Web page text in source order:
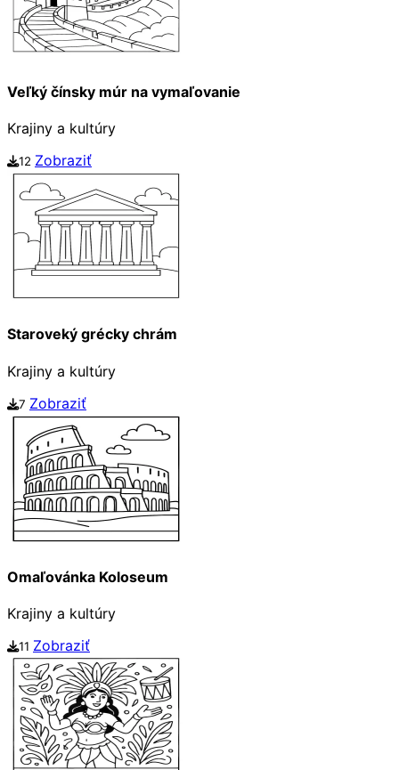
Veľký čínsky múr na vymaľovanie
Krajiny a kultúry
12 Zobraziť
Staroveký grécky chrám
Krajiny a kultúry
7 Zobraziť
Omaľovánka Koloseum
Krajiny a kultúry
11 Zobraziť